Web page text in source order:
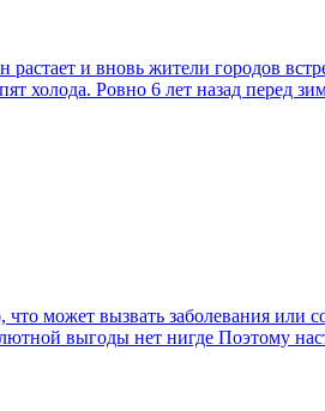
и вновь жители городов
холода. Ровно 6 лет назад перед
может вызвать заболевания
выгоды нет нигде Поэтому